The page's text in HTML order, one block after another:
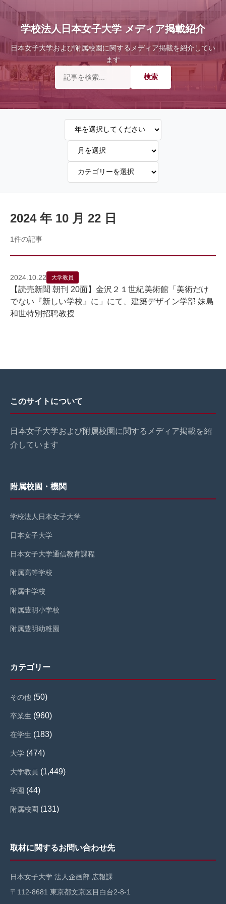
学校法人日本女子大学 メディア掲載紹介
日本女子大学および附属校園に関するメディア掲載を紹介してい
ます
2024 年 10 月 22 日
1件の記事
2024.10.22 大学教員
【読売新聞 朝刊 20面】金沢２１世紀美術館「美術だけ
でない『新しい学校』に」にて、建築デザイン学部 妹島
和世特別招聘教授
このサイトについて
日本女子大学および附属校園に関するメディア掲載を紹
介しています
附属校園・機関
学校法人日本女子大学
日本女子大学
日本女子大学通信教育課程
附属高等学校
附属中学校
附属豊明小学校
附属豊明幼稚園
カテゴリー
その他 (50)
卒業生 (960)
在学生 (183)
大学 (474)
大学教員 (1,449)
学園 (44)
附属校園 (131)
取材に関するお問い合わせ先
日本女子大学 法人企画部 広報課
〒112-8681 東京都文京区目白台2-8-1